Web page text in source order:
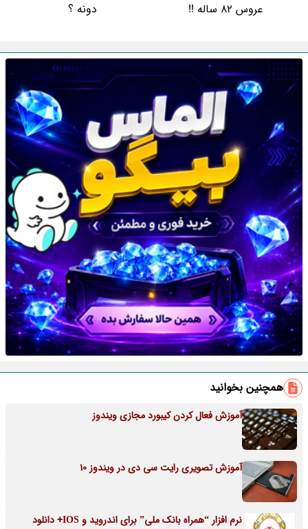
عروس 82 ساله !!
دونه ؟
همچنین بخوانید
آموزش فعال کردن کیبورد مجازی ویندوز
آموزش تصویری رایت سی دی در ویندوز 10
نرم افزار “همراه بانک ملی” برای اندروید و IOS+ دانلود